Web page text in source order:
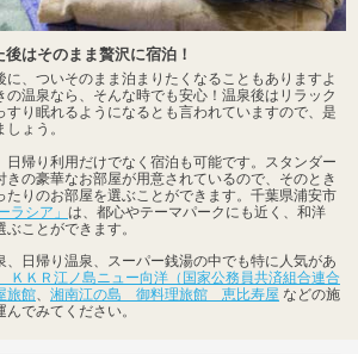
はそのまま贅沢に宿泊！
、ついそのまま泊まりたくなることもありますよ
温泉なら、そんな時でも安心！温泉後はリラック
すり眠れるようになるとも言われていますので、是
ょう。
日帰り利用だけでなく宿泊も可能です。スタンダー
きの豪華なお部屋が用意されているので、そのとき
たりのお部屋を選ぶことができます。千葉県浦安市
ラシア」 は、都心やテーマパークにも近く、和洋
ことができます。
、日帰り温泉、スーパー銭湯の中でも特に人気があ
ＫＲ江ノ島ニュー向洋（国家公務員共済組合連合
旅館、 湘南江の島 御料理旅館 恵比寿屋 などの施
でみてください。